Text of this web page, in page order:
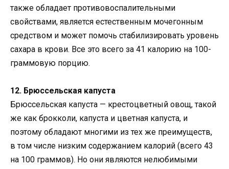
также обладает противовоспалительными
свойствами, является естественным мочегонным
средством и может помочь стабилизировать уровень
сахара в крови. Все это всего за 41 калорию на 100-
граммовую порцию.
12. Брюссельская капуста
Брюссельская капуста — крестоцветный овощ, такой
же как брокколи, капуста и цветная капуста, и
поэтому обладают многими из тех же преимуществ,
в том числе низким содержанием калорий (всего 43
на 100 граммов). Но они являются нелюбимыми